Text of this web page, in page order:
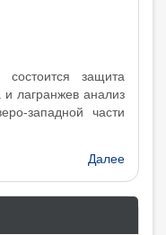
защита
лагранжев анализ
западной части
Далее